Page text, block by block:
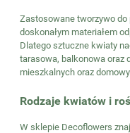
Zastosowane tworzywo
doskonałym materiałem
Dlatego sztuczne kwiaty
tarasowa, balkonowa oraz
mieszkalnych oraz
Rodzaje kwiatów i
W sklepie Decoflowers